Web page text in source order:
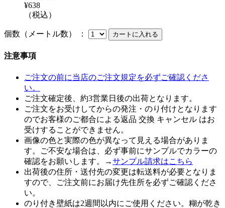
¥638
（税込）
個数（メートル数） ：
注意事項
ご注文の前に当店のご注文規定を必ずご確認くださ
い。
ご注文確定後、約3営業日後の出荷となります。
ご注文をお受けしてからの発注・のり付けとなります
のでお客様のご都合による返品 交換 キャンセル はお
受けすることができません。
画像の色と実際の色が異なって見える場合がありま
す。ご不安な場合は、必ず事前にサンプルでカラーの
確認をお願いします。→サンプル請求はこちら
出荷後の住所・送付先の変更は転送料が必要となりま
すので、ご注文前にお届け先住所を必ずご確認くださ
い。
のり付き壁紙は2週間以内にご使用ください。糊が乾き